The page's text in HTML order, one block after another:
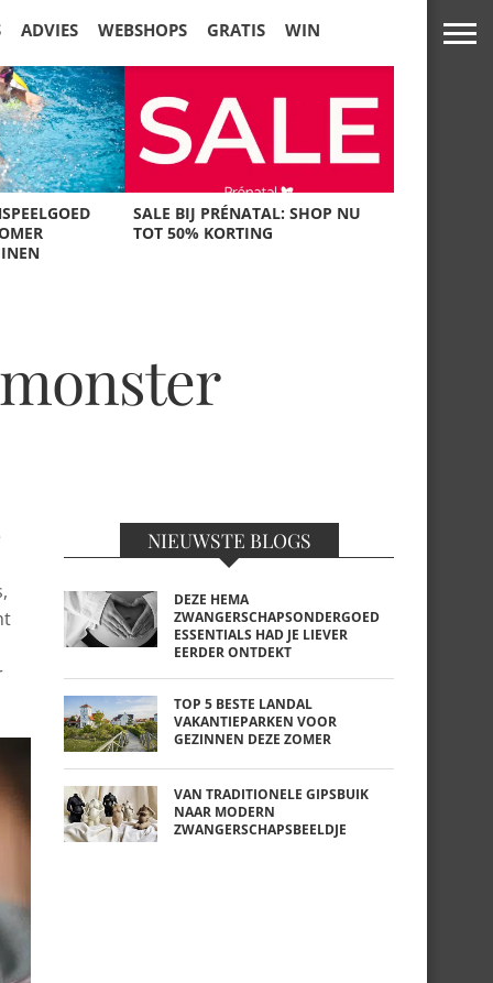
ADVIES WEBSHOPS GRATIS WIN
SALE BIJ PRÉNATAL: SHOP NU
TOT 50% KORTING
NIEUWSTE BLOGS
DEZE HEMA
ZWANGERSCHAPSONDERGOED
ESSENTIALS HAD JE LIEVER
EERDER ONTDEKT
TOP 5 BESTE LANDAL
VAKANTIEPARKEN VOOR
GEZINNEN DEZE ZOMER
VAN TRADITIONELE GIPSBUIK
NAAR MODERN
ZWANGERSCHAPSBEELDJE